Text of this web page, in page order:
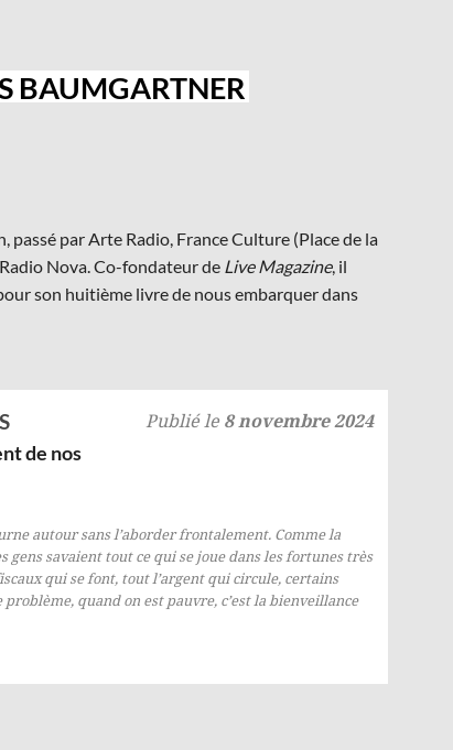
BAUMGARTNER
passé par Arte Radio, France Culture (Place de la
Nova. Co-fondateur de Live Magazine, il
son huitième livre de nous embarquer dans
Publié le 8 novembre 2024
de nos
autour sans l’aborder frontalement. Comme la
gens savaient tout ce qui se joue dans les fortunes très
qui se font, tout l’argent qui circule, certains
quand on est pauvre, c’est la bienveillance